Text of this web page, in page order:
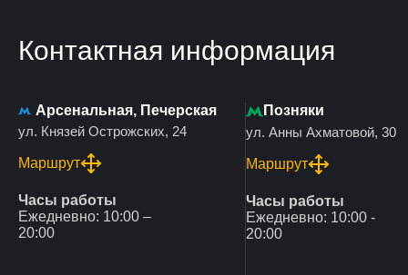
Контактная информация
Арсенальная, Печерская
ул. Князей Острожских, 24
Маршрут
Часы работы
Ежедневно: 10:00 –
20:00
Позняки
ул. Анны Ахматовой, 30
Маршрут
Часы работы
Ежедневно: 10:00 -
20:00